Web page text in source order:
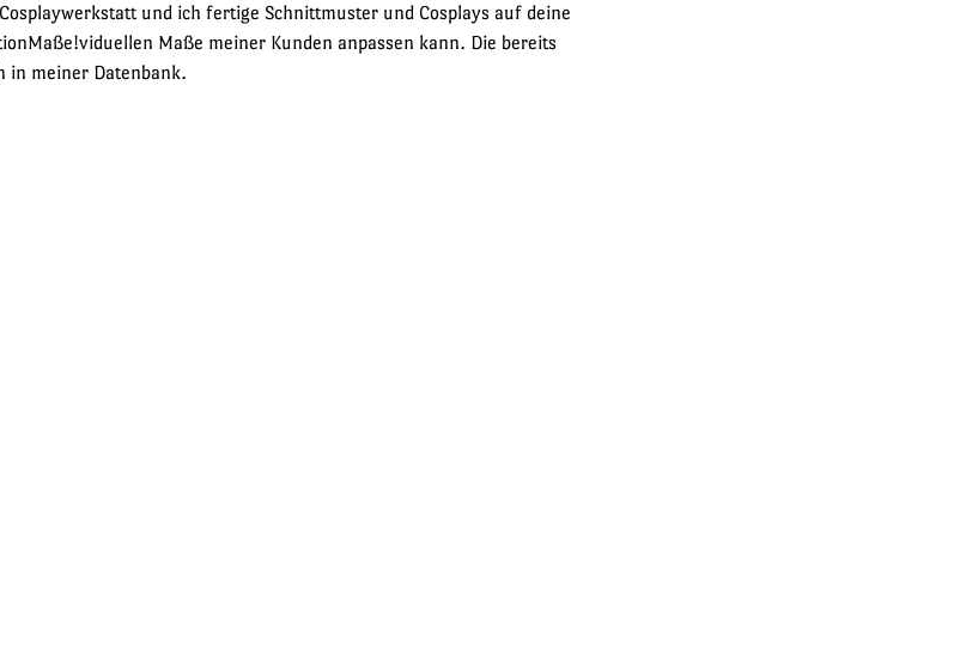
und ich fertige Schnittmuster und Cosplays auf deine
Maße meiner Kunden anpassen kann. Die bereits
in meiner Datenbank.